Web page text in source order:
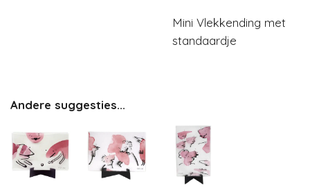
Mini Vlekkending met
standaardje
Andere suggesties...